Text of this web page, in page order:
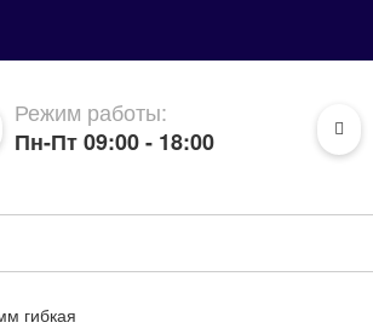
Режим работы:
Пн-Пт 09:00 - 18:00
гибкая